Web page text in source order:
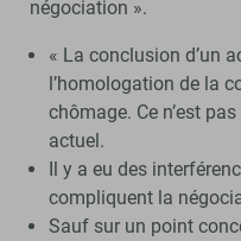
négociation ».
« La conclusion d’un
l’homologation de la
chômage. Ce n’est
actuel.
Il y a eu des
compliquent la
Sauf sur un point